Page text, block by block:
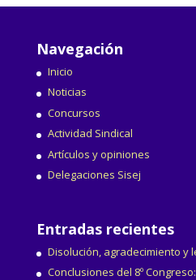
Navegación
Inicio
Noticias
Concursos
Actividad Sindical
Artículos y opiniones
Delegaciones Sisej
Entradas recientes
Disolución, agradecimiento y
Conclusiones del 8º